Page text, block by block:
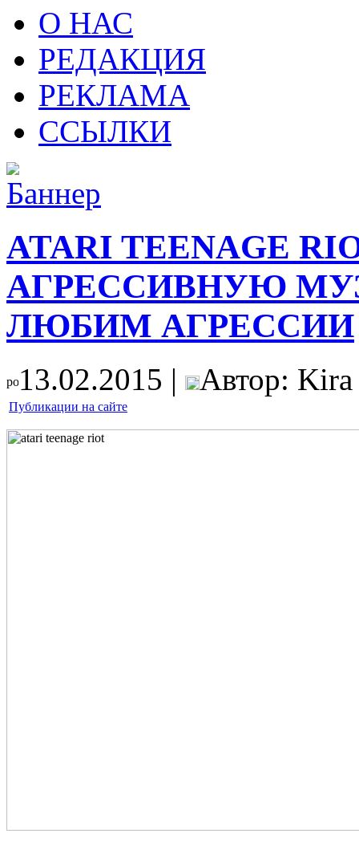
О НАС
РЕДАКЦИЯ
РЕКЛАМА
ССЫЛКИ
ATARI TEENAGE
АГРЕССИВНУЮ
ЛЮБИМ АГРЕССИИ
13.02.2015 | Автор:
Публикации на сайте